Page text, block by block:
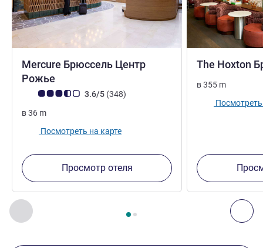
Назад - Другие отели поблизости
Страница , Другие отели поблизости 1 :, Другие
Mercure Брюссель Центр
Рожье
Примечание: отзывы клиентов (Рейтинг ALL)
3.6/5 (348Отзывов
)
в36 m
Посмотреть на карте
Просмотр отеля
The Hoxton
в355 m
Посмотреть